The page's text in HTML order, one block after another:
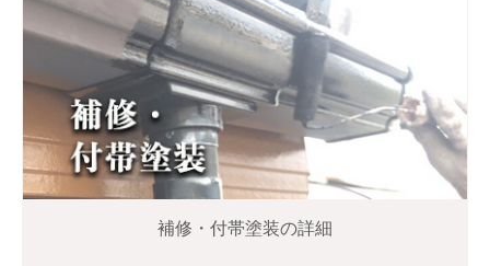
補修・付帯塗装の詳細